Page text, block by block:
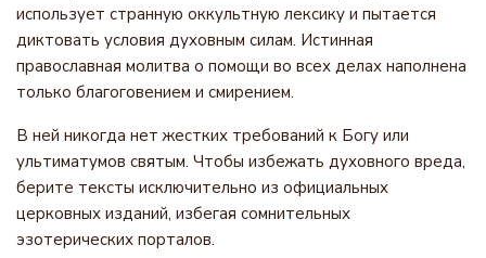
использует странную оккультную лексику и пытается
диктовать условия духовным силам. Истинная
православная молитва о помощи во всех делах наполнена
только благоговением и смирением.
В ней никогда нет жестких требований к Богу или
ультиматумов святым. Чтобы избежать духовного вреда,
берите тексты исключительно из официальных
церковных изданий, избегая сомнительных
эзотерических порталов.